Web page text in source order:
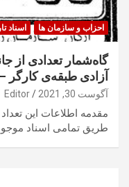
احزاب و سازمان ها اسناد
گاه‌شمار تعدادی از
آزادی طبقه‌ی
آگوست 30, 2021 Editor
مقدمه اطلاعات این
طریق تمامی اسناد